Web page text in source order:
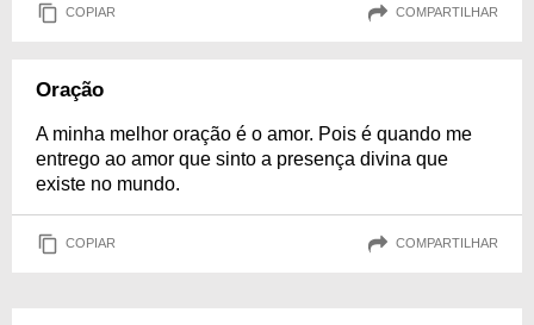
COPIAR COMPARTILHAR
Oração
A minha melhor oração é o amor. Pois é quando me
entrego ao amor que sinto a presença divina que
existe no mundo.
COPIAR COMPARTILHAR